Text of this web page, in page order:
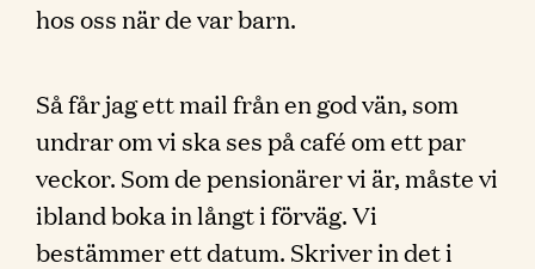
hos oss när de var barn.
Så får jag ett mail från en god vän, som
undrar om vi ska ses på café om ett par
veckor. Som de pensionärer vi är, måste vi
ibland boka in långt i förväg. Vi
bestämmer ett datum. Skriver in det i